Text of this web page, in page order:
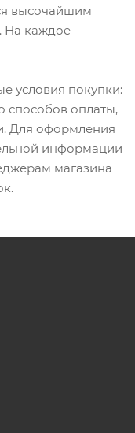
высочайшим
На каждое
условия покупки:
способов оплаты,
Для оформления
информации
магазина